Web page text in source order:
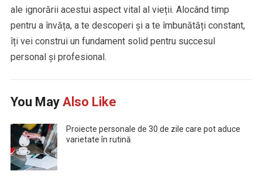
ale ignorării acestui aspect vital al vieții. Alocând timp
pentru a învăța, a te descoperi și a te îmbunătăți constant,
îți vei construi un fundament solid pentru succesul
personal și profesional.
You May Also Like
Proiecte personale de 30 de zile care pot aduce
varietate în rutină